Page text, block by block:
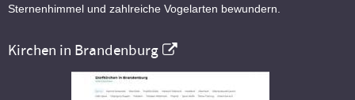
Sternenhimmel und zahlreiche Vogelarten bewundern.
Kirchen in Brandenburg